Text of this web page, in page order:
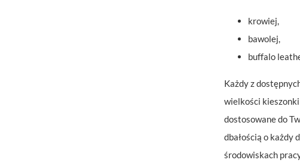
krowiej,
bawolej,
buffalo
Każdy z
wielkości
dostosowane do
dbałością o każdy
środowiskach